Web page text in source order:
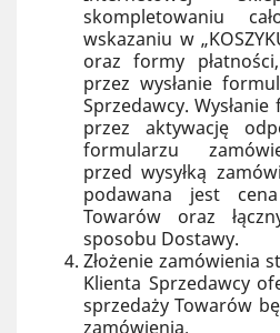
skompletowaniu
wskazaniu w
oraz formy
przez wysłanie
Sprzedawcy.
przez aktywację
formularzu
przed wysyłką
podawana jest
Towarów oraz
sposobu Dostawy.
Złożenie zamówienia
Klienta Sprzedawcy
sprzedaży Towarów
zamówienia.